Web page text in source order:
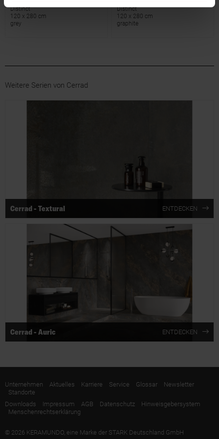
Distinct
120 x 280 cm
grey
Distinct
120 x 280 cm
graphite
Weitere Serien von Cerrad
Cerrad - Textural ENTDECKEN
Cerrad - Auric ENTDECKEN
Unternehmen Aktuelles Karriere Service Glossar
Newsletter
Standorte
Downloads
Impressum AGB Datenschutz
Hinweisgebersystem
Menschenrechtserklärung
© 2026 KERAMUNDO, eine Marke der STARK Deutschland GmbH